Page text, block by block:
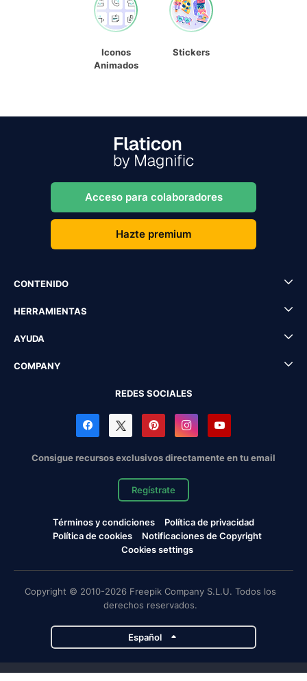
Iconos
Animados
Stickers
Acceso para colaboradores
Hazte premium
CONTENIDO
HERRAMIENTAS
AYUDA
COMPANY
REDES SOCIALES
Consigue recursos exclusivos directamente en tu email
Regístrate
Términos y condiciones
Política de privacidad
Política de cookies
Notificaciones de Copyright
Cookies settings
Copyright © 2010-2026 Freepik Company S.L.U. Todos los
derechos reservados.
Español